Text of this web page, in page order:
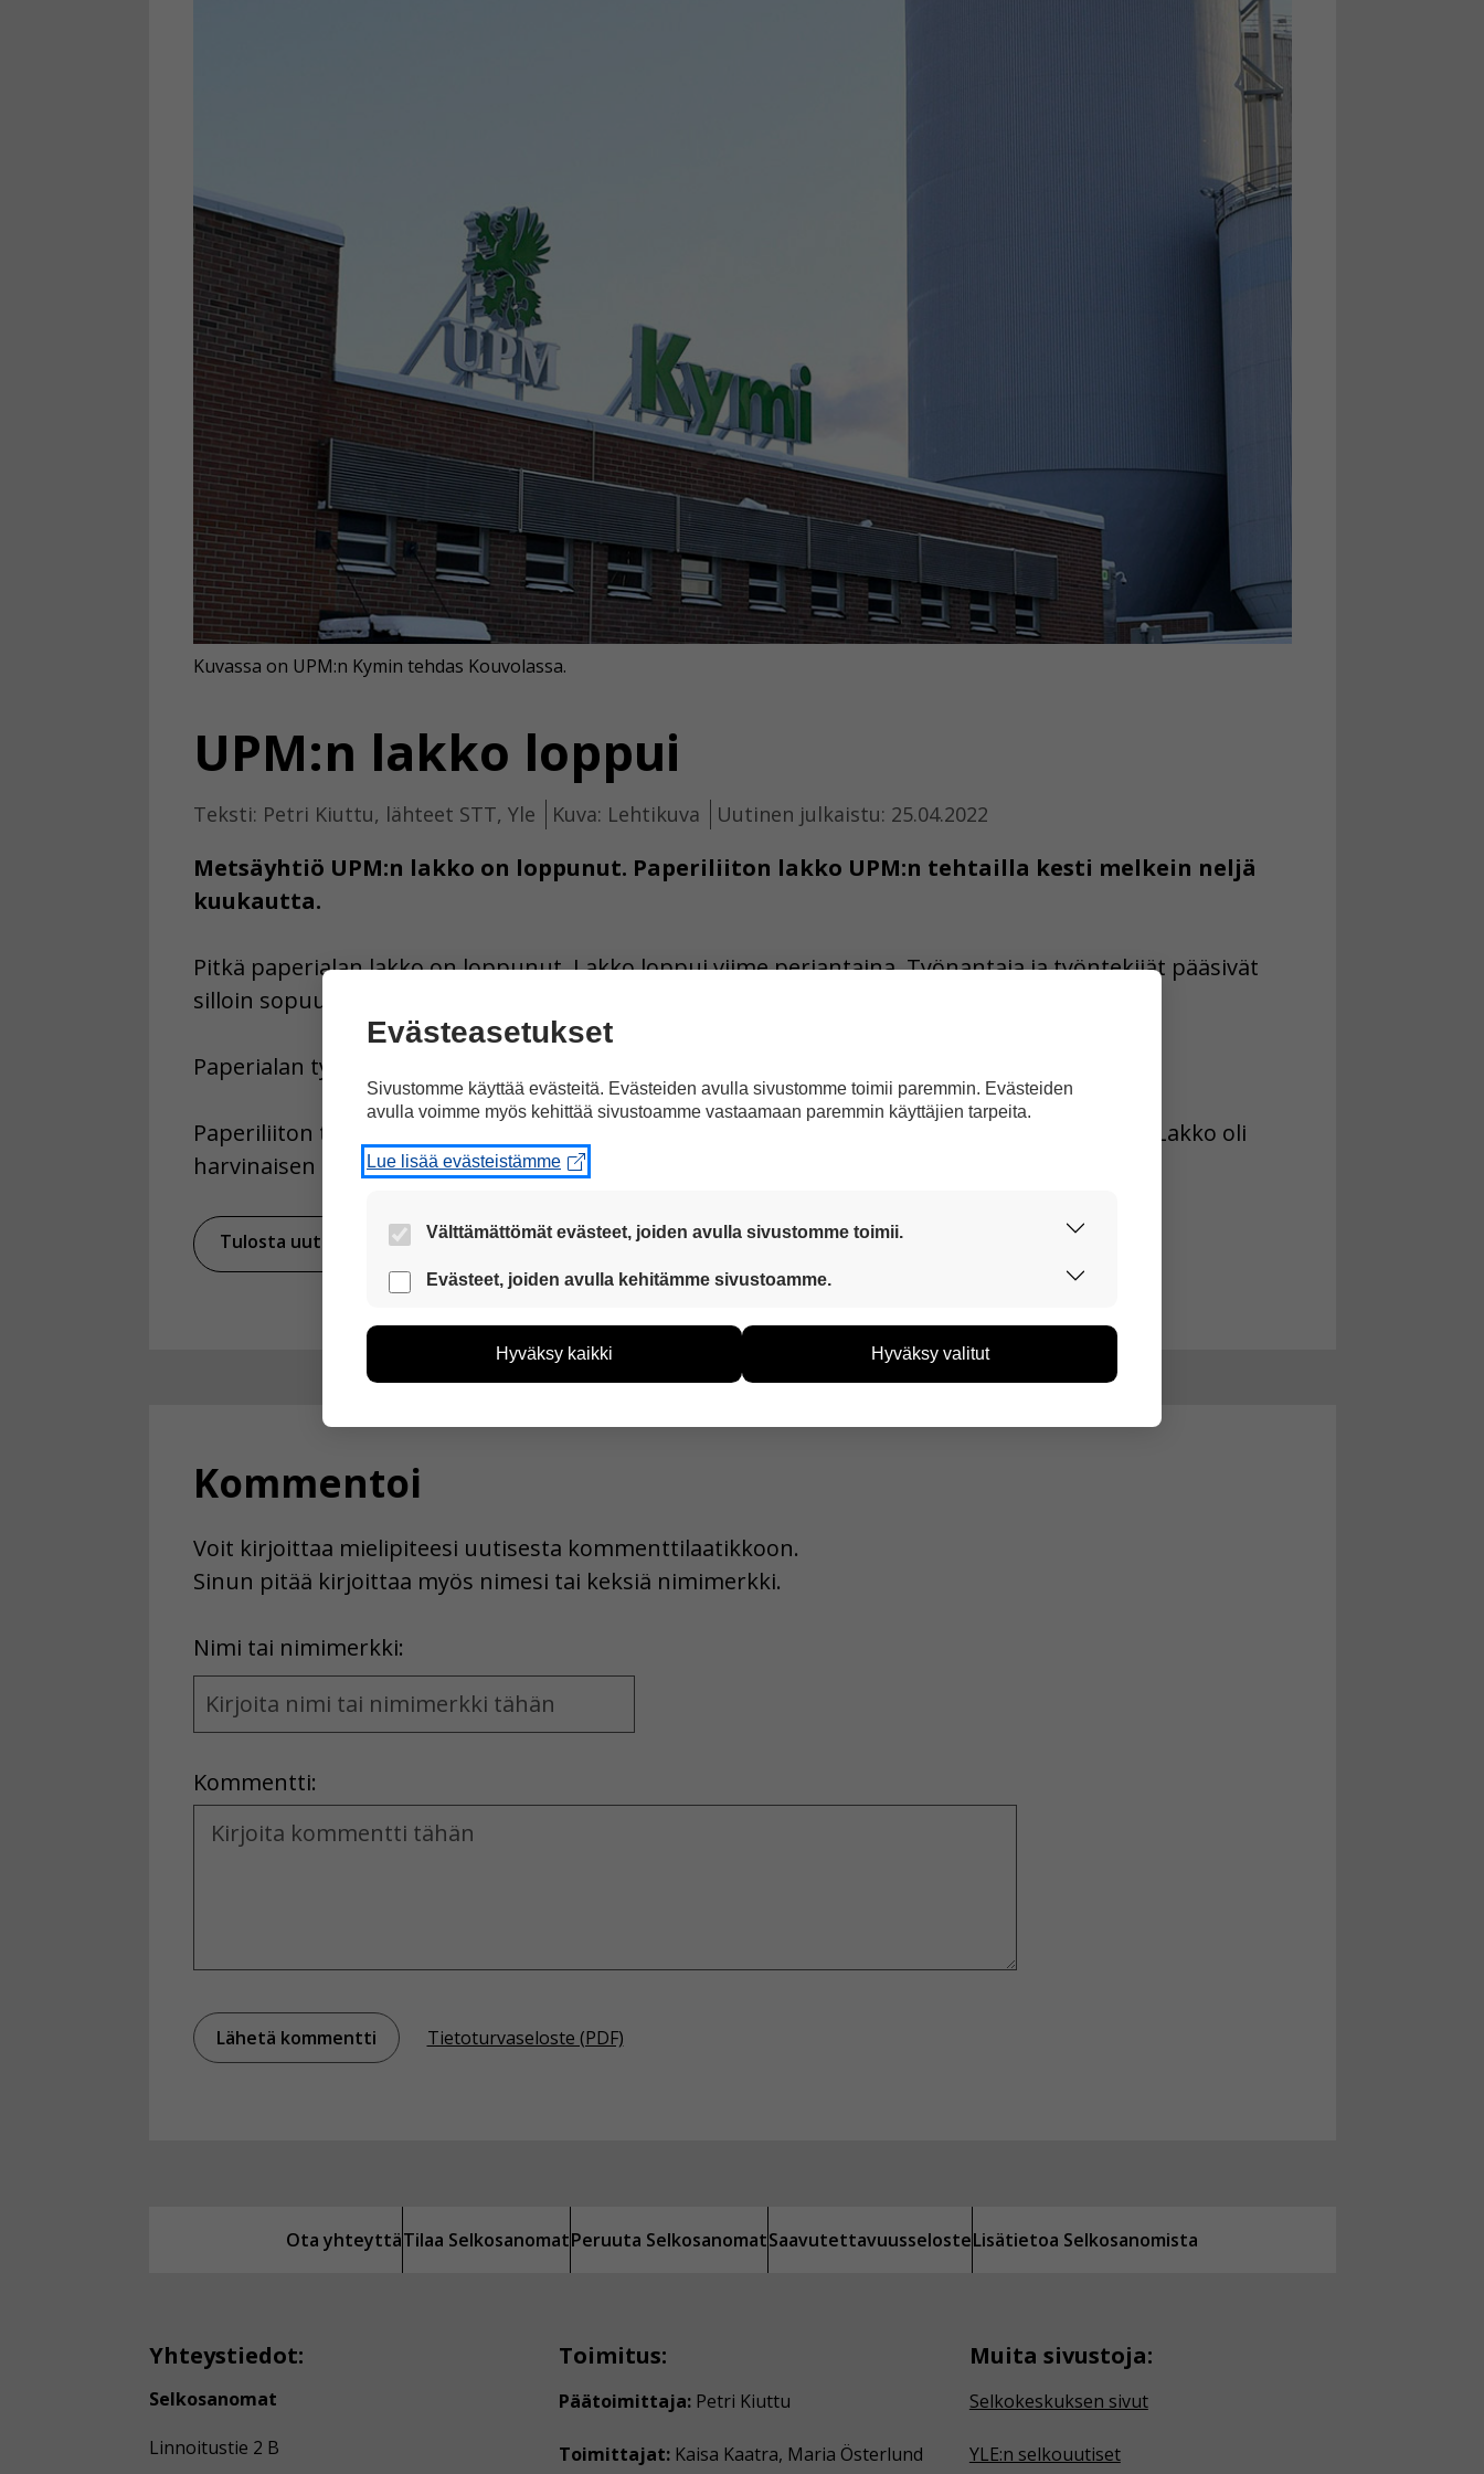
UPM:n lakko loppui
Teksti: Petri Kiuttu, lähteet STT, Yle Kuva: Lehtikuva Uutinen julkaistu: 25.04.2022
Metsäyhtiö UPM:n lakko on loppunut. Paperiliiton lakko UPM:n tehtailla kesti melkein neljä
kuukautta.
Kuvassa on UPM:n Kymin tehdas Kouvolassa.
Pitkä paperialan lakko on loppunut. Lakko loppui viime perjantaina. Työnantaja ja työntekijät pääsivät
silloin sopuun työehdoista. Paperialan työntekijät ovat jo palanneet takaisin töihin.
Paperialan työsopimus koskee esimerkiksi paperin valmistusta ja työntekijöiden työaikoja.
Paperiliiton työntekijät lopettivat työntekemisen UPM:n paperitehtailla vuoden 2022 alussa. Lakko oli
harvinaisen pitkä.
Tulosta uutinen Jaa Facebookissa
Kommentoi
Voit kirjoittaa mielipiteesi uutisesta kommenttilaatikkoon.
Sinun pitää kirjoittaa myös nimesi tai keksiä nimimerkki.
Nimi tai nimimerkki:
Name
and
Kommentti:
Kommentti
Tietoturvaseloste (PDF)
Ota yhteyttäTilaa SelkosanomatPeruuta SelkosanomatSaavutettavuusselosteLisätietoa Selkosanomista
Yhteystiedot:
Selkosanomat
Linnoitustie 2 B
Toimitus:
Päätoimittaja: Petri Kiuttu
Toimittajat: Kaisa Kaatra, Maria Österlund
Muita sivustoja:
Selkokeskuksen sivut
YLE:n selkouutiset
Evästeasetukset
Sivustomme käyttää evästeitä. Evästeiden avulla sivustomme toimii paremmin. Evästeiden
avulla voimme myös kehittää sivustoamme vastaamaan paremmin käyttäjien tarpeita.
Lue lisää evästeistämme
Välttämättömät evästeet, joiden avulla sivustomme toimii.
Nämä evästeet ovat aina käytössä, jotta sivustoamme voi käyttää sujuvasti ja turvallisesti.
Evästeet, joiden avulla kehitämme sivustoamme.
voimme kehittää sivustoamme vastaamaan paremmin käyttäjien tarpeita. Tietoa kerätään
esimerkiksi kävijämääristä ja siitä, mitä sivuja käytetään ja miten sivuilla liikutaan. Emme
kuitenkaan kerää henkilötietoja kuten nimiä, eikä tietoja voi yhdistää yksittäiseen
Hyväksy kaikki Hyväksy valitut